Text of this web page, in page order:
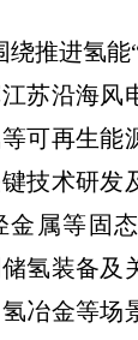
绕推进氢
苏沿海风
可再生能
技术研发
金属等固
氢装备及
冶金等场